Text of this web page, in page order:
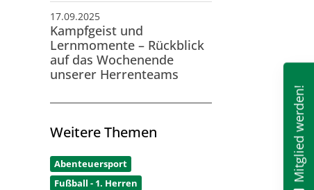
17.09.2025
Kampfgeist und
Lernmomente – Rückblick
auf das Wochenende
unserer Herrenteams
Weitere Themen
Abenteuersport
Fußball - 1. Herren
Mitglied werden!